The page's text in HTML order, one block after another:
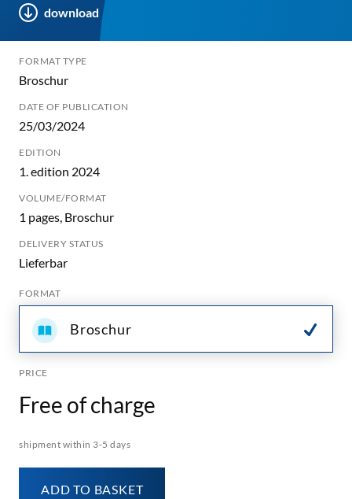
download
FORMAT TYPE
Broschur
DATE OF PUBLICATION
25/03/2024
EDITION
1. edition 2024
VOLUME/FORMAT
1 pages, Broschur
DELIVERY STATUS
Lieferbar
FORMAT
Broschur
PRICE
Free of charge
shipment within 3-5 days
ADD TO BASKET